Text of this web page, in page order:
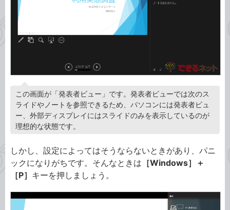
この画面が「発表者ビュー」です。発表者ビューでは次のス
ライドやノートを参照できるため、パソコンには発表者ビュ
ー、外部ディスプレイにはスライドのみを表示しているのが
理想的な状態です。
しかし、設定によってはそうならないときがあり、パニ
ックになりがちです。そんなときは ［Windows］＋
［P］ キーを押しましょう。